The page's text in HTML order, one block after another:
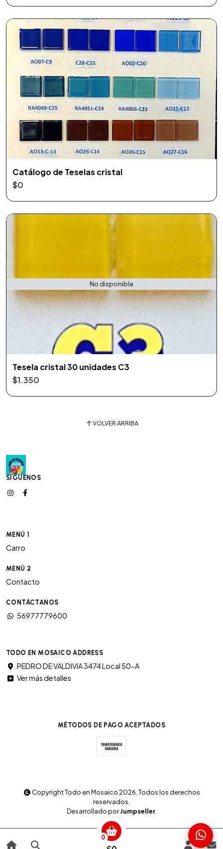
0
Catálogo de Teselas cristal
$0
No disponible
Tesela cristal 30 unidades C3
$1.350
VOLVER ARRIBA
SÍGUENOS
MENÚ 1
Carro
MENÚ 2
Contacto
CONTÁCTANOS
56977779600
TODO EN MOSAICO ADDRESS
PEDRO DE VALDIVIA 3474 Local 50-A
Ver más detalles
MÉTODOS DE PAGO ACEPTADOS
Copyright Todo en Mosaico 2026. Todos los derechos
reservados.
Desarrollado porJumpseller.